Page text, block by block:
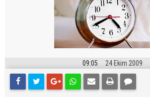
09:05 24 Ekim 2009